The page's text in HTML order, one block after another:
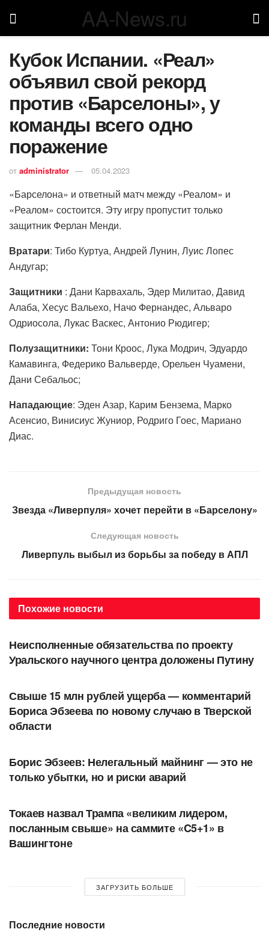
AA-News.ru
Кубок Испании. «Реал»
объявил свой рекорд
против «Барселоны», у
команды всего одно
поражение
от administrator 05.04.2023
«Барселона» и ответный матч между «Реалом» и
«Реалом» состоится. Эту игру пропустит только
защитник Ферлан Менди.
Вратари: Тибо Куртуа, Андрей Лунин, Луис Лопес
Андугар;
Защитники : Дани Карвахаль, Эдер Милитао, Давид
Алаба, Хесус Вальехо, Начо Фернандес, Альваро
Одриосола, Лукас Васкес, Антонио Рюдигер;
Полузащитники: Тони Кроос, Лука Модрич, Эдуардо
Камавинга, Федерико Вальверде, Орельен Чуамени,
Дани Себальос;
Нападающие: Эден Азар, Карим Бензема, Марко
Асенсио, Винисиус Жуниор, Родриго Гоес, Мариано
Диас.
Предыдущая новость
Звезда «Ливерпуля» хочет перейти в «Барселону»
Следующая новость
Ливерпуль выбыл из борьбы за победу в АПЛ
Похожие новости
АВТОРСКОЕ
Неисполненные обязательства по проекту
Уральского научного центра доложены Путину
Свыше 15 млн рублей ущерба — комментарий
Бориса Эбзеева по новому случаю в Тверской
области
Борис Эбзеев: Нелегальный майнинг — это не
только убытки, но и риски аварий
Токаев назвал Трампа «великим лидером,
посланным свыше» на саммите «C5+1» в
Вашингтоне
ЗАГРУЗИТЬ БОЛЬШЕ
Последние новости